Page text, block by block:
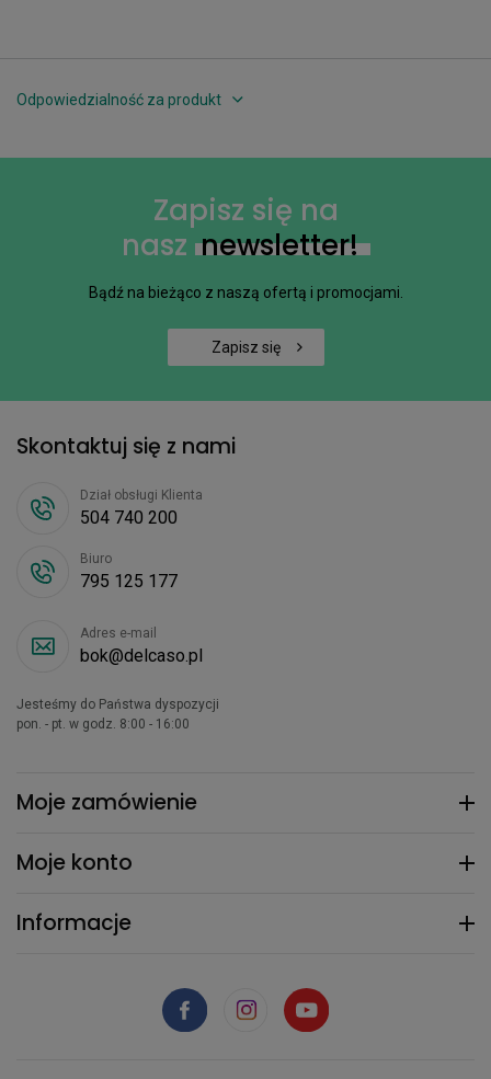
Odpowiedzialność za produkt
Zapisz się na
nasz newsletter!
Bądź na bieżąco z naszą ofertą i promocjami.
Zapisz się
Moje zamówienie
Moje konto
Informacje
Skontaktuj się z nami
Dział obsługi Klienta
504 740 200
Biuro
795 125 177
Adres e-mail
bok@delcaso.pl
Jesteśmy do Państwa dyspozycji
pon. - pt. w godz. 8:00 - 16:00